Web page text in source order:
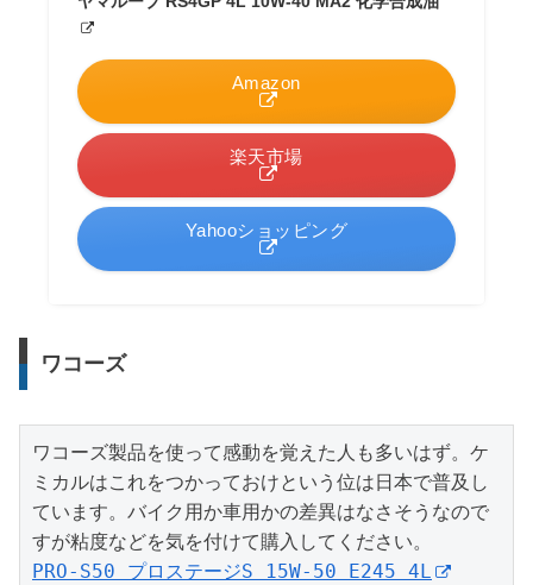
Amazon
楽天市場
Yahooショッピング
ワコーズ
ワコーズ製品を使って感動を覚えた人も多いはず。ケ
ミカルはこれをつかっておけという位は日本で普及し
ています。バイク用か車用かの差異はなさそうなので
PRO-S50 プロステージS 15W-50 E245 4L